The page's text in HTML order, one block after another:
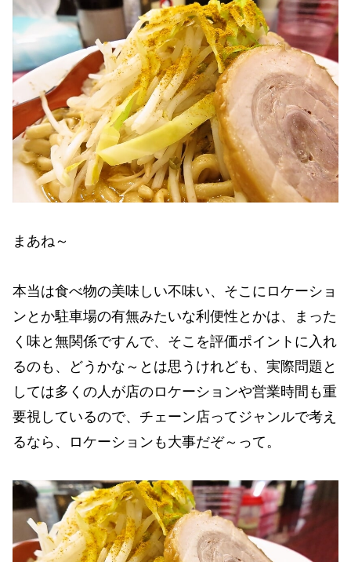
まあね～
本当は食べ物の美味しい不味い、そこにロケーショ
ンとか駐車場の有無みたいな利便性とかは、まった
く味と無関係ですんで、そこを評価ポイントに入れ
るのも、どうかな～とは思うけれども、実際問題と
しては多くの人が店のロケーションや営業時間も重
要視しているので、チェーン店ってジャンルで考え
るなら、ロケーションも大事だぞ～って。